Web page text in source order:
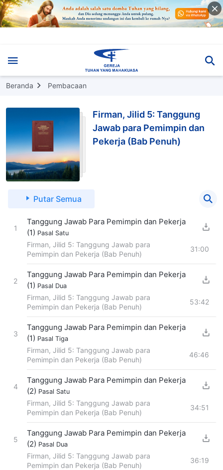
Beranda Pembacaan
Firman, Jilid 5: Tanggung
Jawab para Pemimpin dan
Pekerja (Bab Penuh)
Putar Semua
1
Tanggung Jawab Para Pemimpin dan Pekerja
(1) Pasal Satu
Firman, Jilid 5: Tanggung Jawab para
Pemimpin dan Pekerja (Bab Penuh)
31:00
2
Tanggung Jawab Para Pemimpin dan Pekerja
(1) Pasal Dua
Firman, Jilid 5: Tanggung Jawab para
Pemimpin dan Pekerja (Bab Penuh)
53:42
3
Tanggung Jawab Para Pemimpin dan Pekerja
(1) Pasal Tiga
Firman, Jilid 5: Tanggung Jawab para
Pemimpin dan Pekerja (Bab Penuh)
46:46
4
Tanggung Jawab Para Pemimpin dan Pekerja
(2) Pasal Satu
Firman, Jilid 5: Tanggung Jawab para
Pemimpin dan Pekerja (Bab Penuh)
34:51
5
Tanggung Jawab Para Pemimpin dan Pekerja
(2) Pasal Dua
Firman, Jilid 5: Tanggung Jawab para
Pemimpin dan Pekerja (Bab Penuh)
36:19